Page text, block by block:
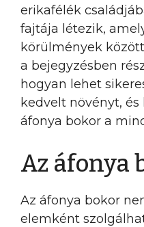
erikafélék
fajtája létezik,
körülmények
a bejegyzésben
hogyan lehet
kedvelt növényt,
áfonya bokor a
Az áfonya
Az áfonya bokor
elemként